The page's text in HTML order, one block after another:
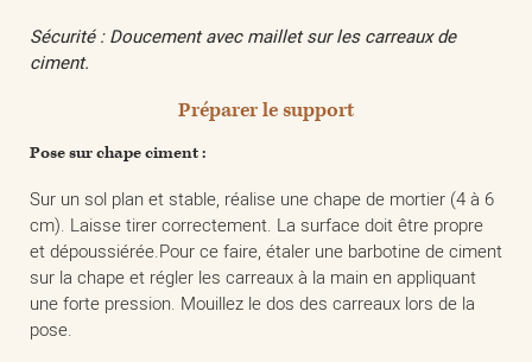
Sécurité : Doucement avec maillet sur les carreaux de
ciment.
Préparer le support
Pose sur chape ciment :
Sur un sol plan et stable, réalise une chape de mortier (4 à 6
cm). Laisse tirer correctement. La surface doit être propre
et dépoussiérée.Pour ce faire, étaler une barbotine de ciment
sur la chape et régler les carreaux à la main en appliquant
une forte pression. Mouillez le dos des carreaux lors de la
pose.